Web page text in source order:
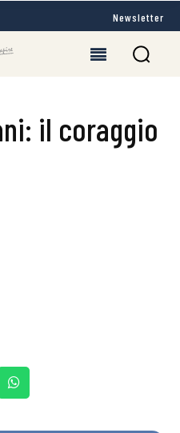
Newsletter
il coraggio